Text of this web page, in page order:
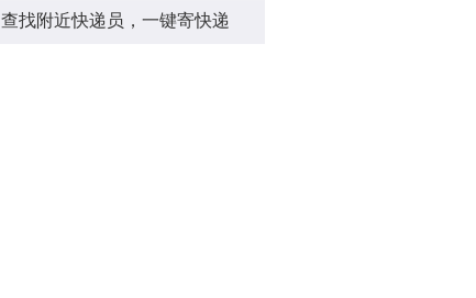
查找附近快递员，一键寄快递